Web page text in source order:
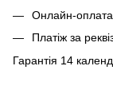
Онлайн-оплата
Платіж за
Гарантія 14